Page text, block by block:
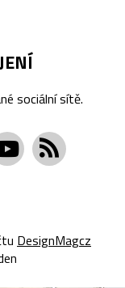
sociální sítě.
DesignMagcz